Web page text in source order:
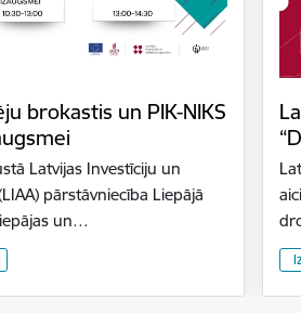
brokastis un PIK-NIKS
Latvijas Investīciju un
pārstāvniecība Liepājā
un…